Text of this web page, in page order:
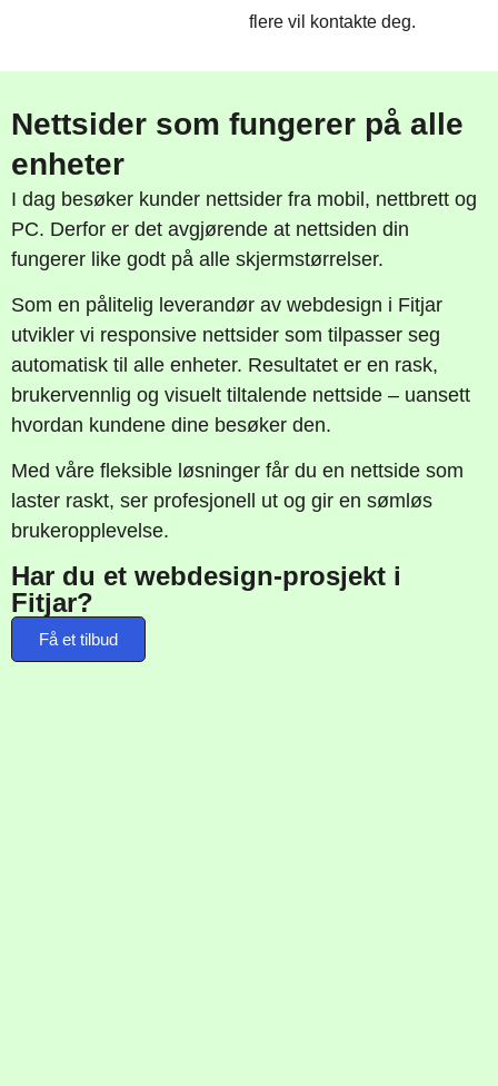
flere vil kontakte deg.
Nettsider som fungerer på alle
enheter
I dag besøker kunder nettsider fra mobil, nettbrett og
PC. Derfor er det avgjørende at nettsiden din
fungerer like godt på alle skjermstørrelser.
Som en pålitelig leverandør av webdesign i Fitjar
utvikler vi responsive nettsider som tilpasser seg
automatisk til alle enheter. Resultatet er en rask,
brukervennlig og visuelt tiltalende nettside – uansett
hvordan kundene dine besøker den.
Med våre fleksible løsninger får du en nettside som
laster raskt, ser profesjonell ut og gir en sømløs
brukeropplevelse.
Har du et webdesign-prosjekt i
Fitjar?
Få et tilbud